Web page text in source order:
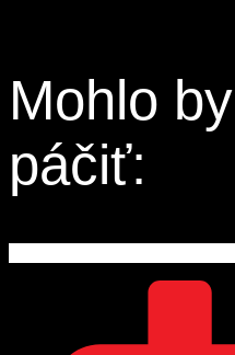
Mohlo
páčiť: